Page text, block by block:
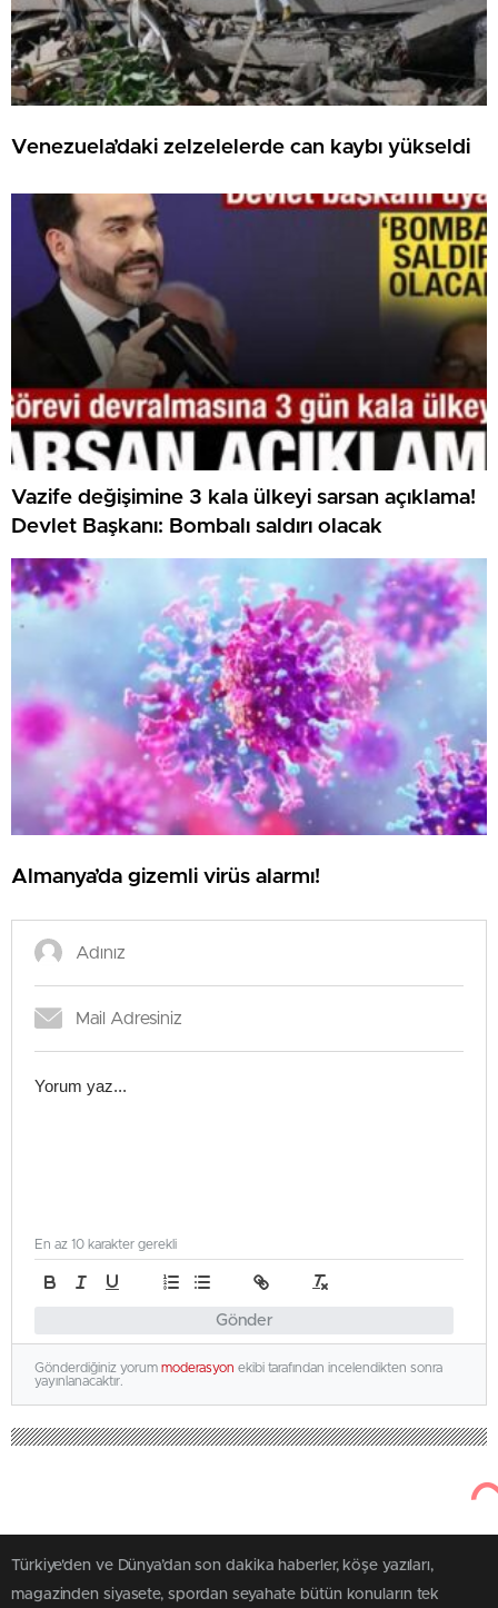
Venezuela’daki zelzelelerde can kaybı yükseldi
Vazife değişimine 3 kala ülkeyi sarsan açıklama!
Devlet Başkanı: Bombalı saldırı olacak
Almanya’da gizemli virüs alarmı!
Gönder
En az 10 karakter gerekli
Gönderdiğiniz yorum moderasyon ekibi tarafından incelendikten sonra
yayınlanacaktır.
Türkiye'den ve Dünya’dan son dakika haberler, köşe yazıları,
magazinden siyasete, spordan seyahate bütün konuların tek